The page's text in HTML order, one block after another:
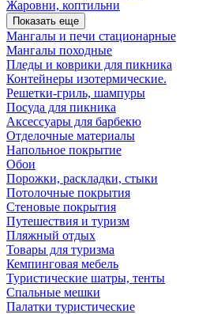
Жаровни, коптильни
Показать еще
Мангалы и печи стационарные
Мангалы походные
Пледы и коврики для пикника
Контейнеры изотермические.
Решетки-гриль, шампуры
Посуда для пикника
Аксессуары для барбекю
Отделочные материалы
Напольное покрытие
Обои
Порожки, раскладки, стыки
Потолочные покрытия
Стеновые покрытия
Путешествия и туризм
Пляжный отдых
Товары для туризма
Кемпинговая мебель
Туристические шатры, тенты
Спальные мешки
Палатки туристические